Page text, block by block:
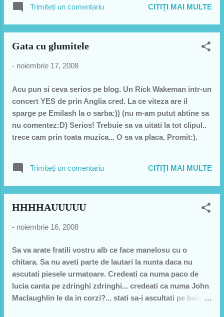
Trimiteți un comentariu CITIȚI MAI MULTE
Gata cu glumitele
- noiembrie 17, 2008
Acu pun si ceva serios pe blog. Un Rick Wakeman intr-un
concert YES de prin Anglia cred. La ce viteza are il
sparge pe Emilash la o sarba:)) (nu m-am putut abtine sa
nu comentez:D) Serios! Trebuie sa va uitati la tot clipul..
trece cam prin toata muzica... O sa va placa. Promit:).
Trimiteți un comentariu CITIȚI MAI MULTE
HHHHAUUUUU
- noiembrie 16, 2008
Sa va arate fratili vostru alb ce face manelosu cu o
chitara. Sa nu aveti parte de lautari la nunta daca nu
ascutati piesele urmatoare. Credeati ca numa paco de
lucia canta pe zdringhi zdringhi... credeati ca numa John
Maclaughlin le da in corzi?... stati sa-i ascultati pe baietii